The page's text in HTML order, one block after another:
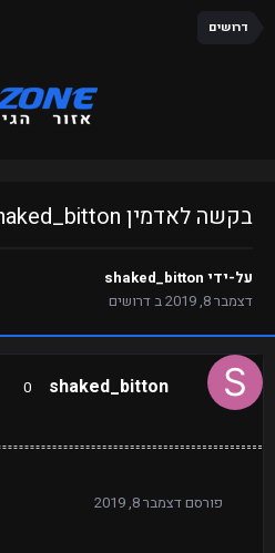
דרושים
בקשה לאדמין shaked_bitton
על-ידי shaked_bitton
דצמבר 8, 2019
בדרושים
shaked_bitton
0
פורסםדצמבר 8, 2019